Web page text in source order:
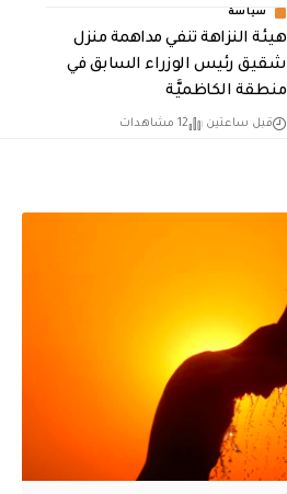
سياسة
هيئة النزاهة تنفي مداهمة منزل
شقيق رئيس الوزراء السابق في
منطقة الكاظميَّة
قبل ساعتين 12 مشاهدات